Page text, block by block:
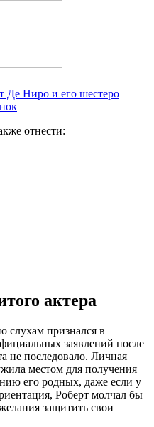
Де Ниро и его шестеро
отнести:
актера
слухам признался в
заявлений после
не последовало. Личная
местом для получения
его родных, даже если у
Роберт молчал бы
защитить свои